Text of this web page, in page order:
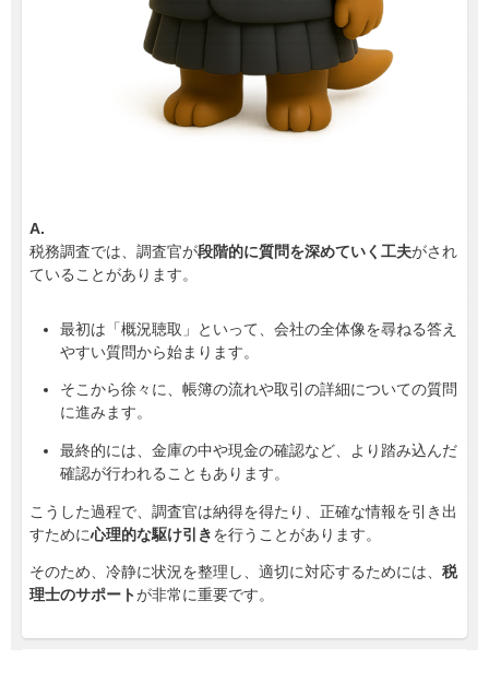
A.
税務調査では、調査官が段階的に質問を深めていく工夫がされ
ていることがあります。
最初は「概況聴取」といって、会社の全体像を尋ねる答え
やすい質問から始まります。
そこから徐々に、帳簿の流れや取引の詳細についての質問
に進みます。
最終的には、金庫の中や現金の確認など、より踏み込んだ
確認が行われることもあります。
こうした過程で、調査官は納得を得たり、正確な情報を引き出
すために心理的な駆け引き を行うことがあります。
そのため、冷静に状況を整理し、適切に対応するためには、 税
理士のサポートが非常に重要です。